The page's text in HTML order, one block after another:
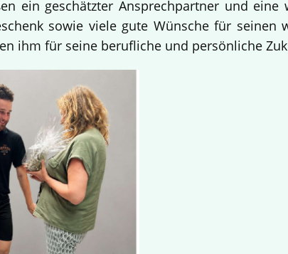
ein geschätzter Ansprechpartner und
sowie viele gute Wünsche für
ihm für seine berufliche und persönliche